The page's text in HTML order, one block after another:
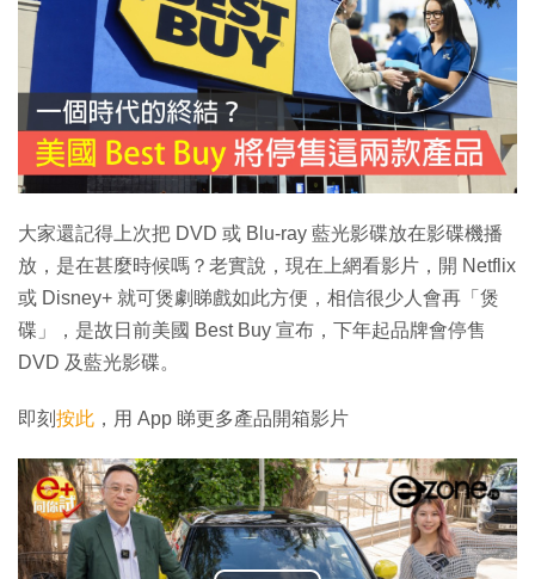
大家還記得上次把 DVD 或 Blu-ray 藍光影碟放在影碟機播
放，是在甚麼時候嗎？老實說，現在上網看影片，開 Netflix
或 Disney+ 就可煲劇睇戲如此方便，相信很少人會再「煲
碟」，是故日前美國 Best Buy 宣布，下年起品牌會停售
DVD 及藍光影碟。
即刻 按此 ，用 App 睇更多產品開箱影片